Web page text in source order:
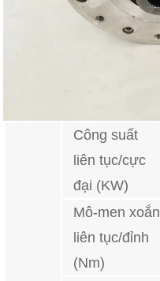
Công suất
liên tục/cực
đại (KW)
Mô-men xoắn
liên tục/đỉnh
(Nm)